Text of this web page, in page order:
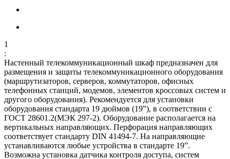
1
:
Настенный телекоммуникационный шкаф предназначен для
размещения и защиты телекоммуникационного оборудования
(маршрутизаторов, серверов, коммутаторов, офисных
телефонных станций, модемов, элементов кроссовых систем и
другого оборудования). Рекомендуется для установки
оборудования стандарта 19 дюймов (19”), в соответствии с
ГОСТ 28601.2(МЭК 297-2). Оборудование располагается на
вертикальных направляющих. Перфорация направляющих
соответствует стандарту DIN 41494-7. На направляющие
устанавливаются любые устройства в стандарте 19”.
Возможна установка датчика контроля доступа, систем